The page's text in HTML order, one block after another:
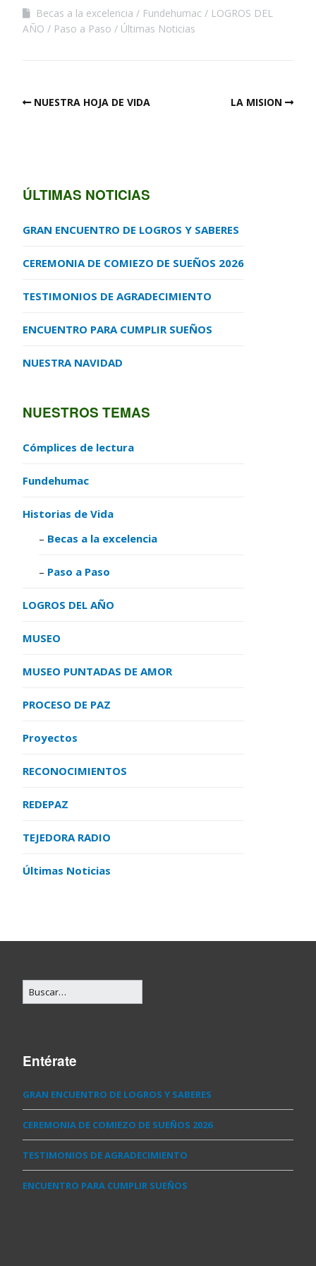
Becas a la excelencia Fundehumac
LOGROS DEL
AÑO
Paso a Paso Últimas Noticias
NUESTRA HOJA DE VIDA LA MISION
ÚLTIMAS NOTICIAS
GRAN ENCUENTRO DE LOGROS Y SABERES
CEREMONIA DE COMIEZO DE SUEÑOS 2026
TESTIMONIOS DE AGRADECIMIENTO
ENCUENTRO PARA CUMPLIR SUEÑOS
NUESTRA NAVIDAD
NUESTROS TEMAS
Cómplices de lectura
Fundehumac
Historias de Vida
Becas a la excelencia
Paso a Paso
LOGROS DEL AÑO
MUSEO
MUSEO PUNTADAS DE AMOR
PROCESO DE PAZ
Proyectos
RECONOCIMIENTOS
REDEPAZ
TEJEDORA RADIO
Últimas Noticias
Entérate
GRAN ENCUENTRO DE LOGROS Y SABERES
CEREMONIA DE COMIEZO DE SUEÑOS 2026
TESTIMONIOS DE AGRADECIMIENTO
ENCUENTRO PARA CUMPLIR SUEÑOS